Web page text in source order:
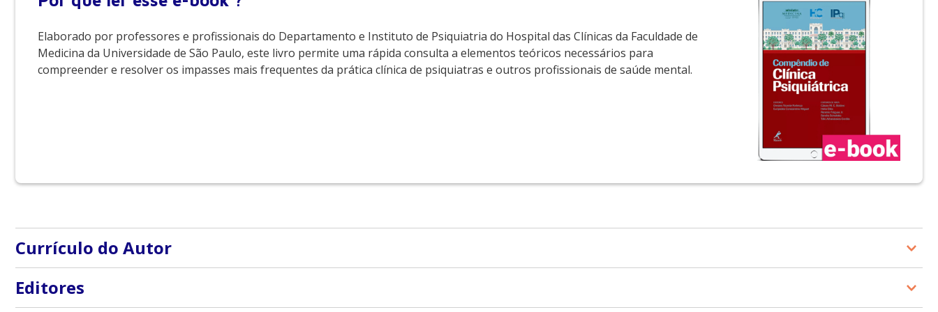
Elaborado por professores e profissionais do Departamento e Instituto de Psiquiatria do Hospital das Clínicas da Faculdade de
Medicina da Universidade de São Paulo, este livro permite uma rápida consulta a elementos teóricos necessários para
compreender e resolver os impasses mais frequentes da prática clínica de psiquiatras e outros profissionais de saúde mental.
Currículo do Autor
Sobre os editores:
Editores